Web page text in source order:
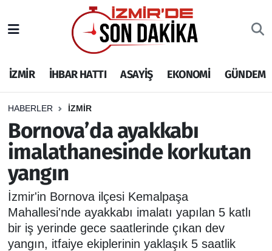
İZMİR İHBAR HATTI ASAYİŞ EKONOMİ GÜNDEM
HABERLER İZMİR
Bornova’da ayakkabı
imalathanesinde korkutan
yangın
İzmir'in Bornova ilçesi Kemalpaşa
Mahallesi'nde ayakkabı imalatı yapılan 5 katlı
bir iş yerinde gece saatlerinde çıkan dev
yangın, itfaiye ekiplerinin yaklaşık 5 saatlik
İHBAR HATTI
DEPREM
GENEL
EKONOMİ
SİYASET
SPOR
İzmir Nöbetçi Eczaneler
İzmir Hava Durumu
İzmir Namaz Vakitleri
İzmir Trafik Yoğunluk Haritası
Puan Durumu ve Fikstür
Tüm Manşetler
Son Dakika Haberleri